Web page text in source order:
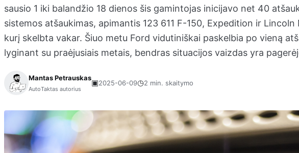
sausio 1 iki balandžio 18 dienos šis gamintojas inicijavo net 40
sistemos atšaukimas, apimantis 123 611 F-150, Expedition ir
kurį skelbta vakar. Šiuo metu Ford vidutiniškai paskelbia po vieną
lyginant su praėjusiais metais, bendras situacijos vaizdas yra
Mantas Petrauskas
AutoTaktas autorius
▣2025-06-09◷2 min. skaitymo